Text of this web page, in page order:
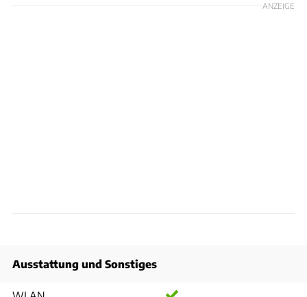
ANZEIGE
Ausstattung und Sonstiges